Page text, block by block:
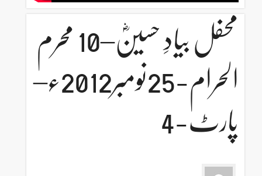
محفل بیادِ حسینؓ–10 محرم
الحرام-25نومبر2012ء–
پارٹ-4